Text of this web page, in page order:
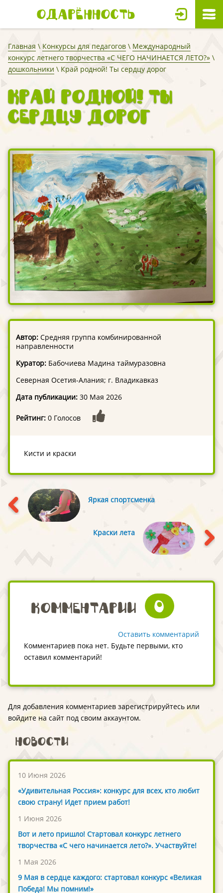
Одарённость
Главная \ Конкурсы для педагогов \ Международный
конкурс летнего творчества «С ЧЕГО НАЧИНАЕТСЯ ЛЕТО?» \
дошкольники \ Край родной! Ты сердцу дорог
Край родной! Ты
сердцу дорог
Автор: Средняя группа комбинированной
направленности
Куратор: Бабочиева Мадина таймуразовна
Северная Осетия-Алания; г. Владикавказ
Дата публикации: 30 Мая 2026
Рейтинг: 0 Голосов
Кисти и краски
Яркая спортсменка
Краски лета
Комментарии 0
Оставить комментарий
Комментариев пока нет. Будьте первыми, кто
оставил комментарий!
Для добавления комментариев зарегистрируйтесь или
войдите на сайт под своим аккаунтом.
Новости
10 Июня 2026
«Удивительная Россия»: конкурс для всех, кто любит
свою страну! Идет прием работ!
1 Июня 2026
Вот и лето пришло! Стартовал конкурс летнего
творчества «С чего начинается лето?». Участвуйте!
1 Мая 2026
9 Мая в сердце каждого: стартовал конкурс «Великая
Победа! Мы помним!»